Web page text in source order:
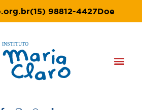
(15) 98812-4427Doe